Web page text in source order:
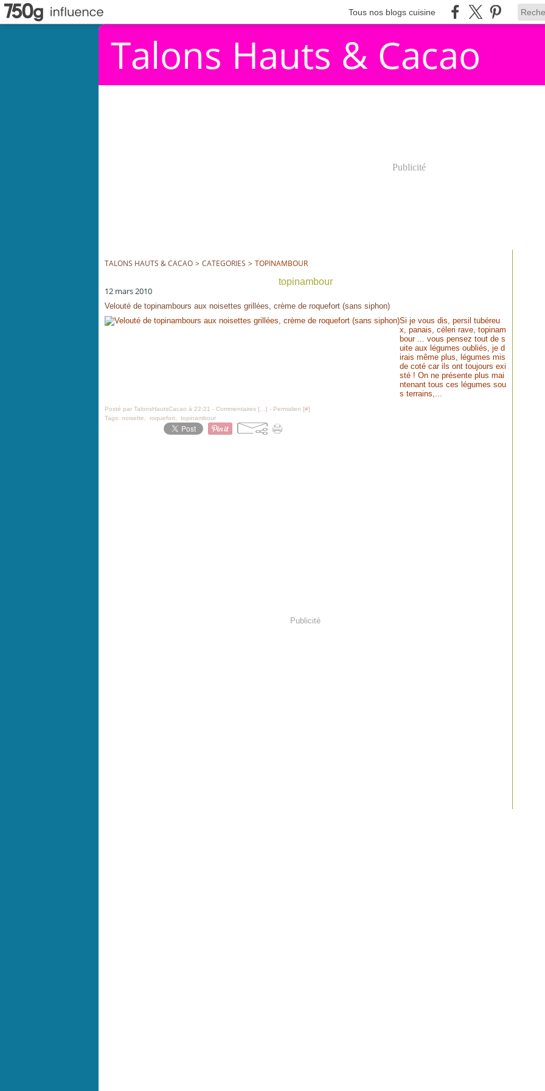
Tous nos blogs cuisine
Talons Hauts & Cacao
Publicité
TALONS HAUTS & CACAO > CATEGORIES > TOPINAMBOUR
topinambour
12 mars 2010
Velouté de topinambours aux noisettes grillées, crème de roquefort (sans siphon)
Si je vous dis, persil tubéreu
x, panais, céleri rave, topinam
bour ... vous pensez tout de s
uite aux légumes oubliés, je d
irais même plus, légumes mis
de coté car ils ont toujours exi
sté ! On ne présente plus mai
ntenant tous ces légumes sou
s terrains,...
Posté par TalonsHautsCacao à 22:21 - Commentaires [ ] - Permalien [#]
Tags: noisette roquefort topinambour
Publicité